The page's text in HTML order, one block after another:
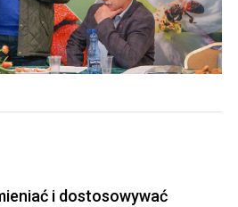
i dostosowywać